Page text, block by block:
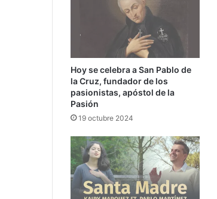
Hoy se celebra a San Pablo de
la Cruz, fundador de los
pasionistas, apóstol de la
Pasión
19 octubre 2024